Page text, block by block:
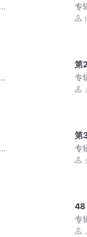
专
主
第
专
第
专
险
48
专